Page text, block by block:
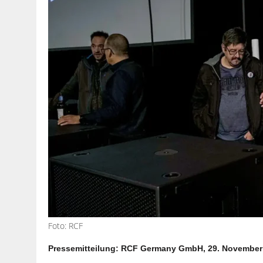
Foto: RCF
Pressemitteilung: RCF Germany GmbH, 29.